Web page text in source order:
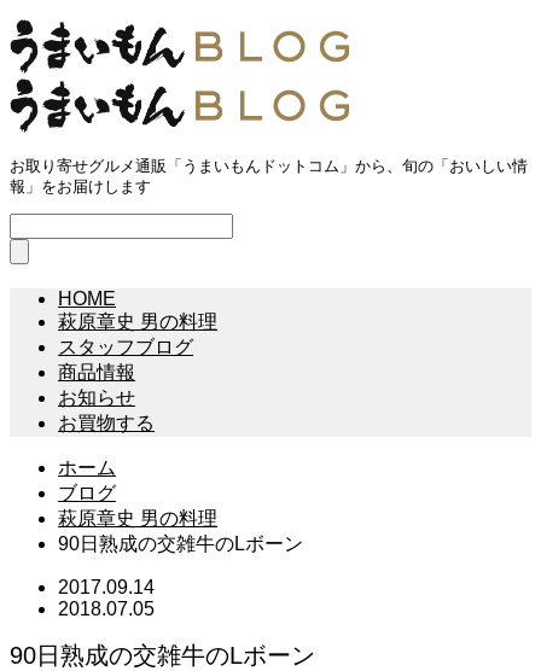
お取り寄せグルメ通販「うまいもんドットコム」から、旬の「おいしい情
報」をお届けします
HOME
萩原章史 男の料理
スタッフブログ
商品情報
お知らせ
お買物する
ホーム
ブログ
萩原章史 男の料理
90日熟成の交雑牛のLボーン
2017.09.14
2018.07.05
90日熟成の交雑牛のLボーン